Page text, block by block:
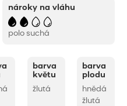
nároky na vláhu
polo suchá
barva
květu
žlutá
barva
plodu
hnědá
žlutá